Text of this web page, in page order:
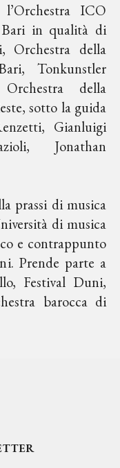
ICO
in qualità di
Orchestra della
Tonkunstler
della
sotto la guida
Gianluigi
Jonathan
prassi di musica
di musica
e contrappunto
Prende parte a
Festival Duni,
barocca di